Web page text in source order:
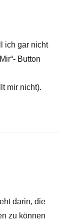
ich gar nicht
Button
mir nicht).
darin, die
zu können